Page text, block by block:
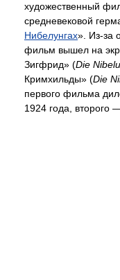
художественный
средневековой
Нибелунгах». Из-за
фильм вышел на
Зигфрид» (Die
Кримхильды» (Die
первого фильма
1924 года, второго